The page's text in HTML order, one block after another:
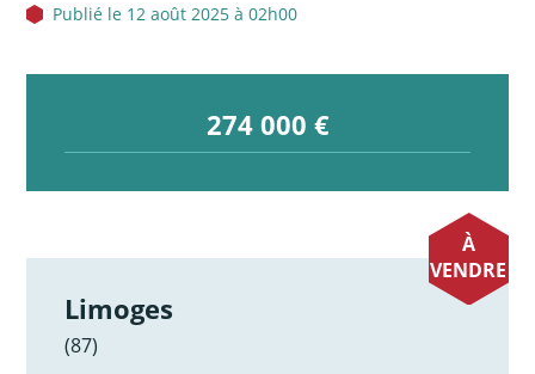
Publié le 12 août 2025 à 02h00
274 000 €
À
VENDRE
Limoges
(87)